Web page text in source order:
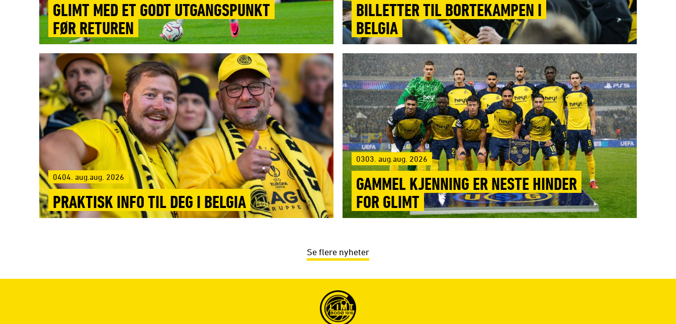
GLIMT MED ET GODT UTGANGSPUNKT
FØR RETUREN
BILLETTER TIL BORTEKAMPEN I
BELGIA
0404. aug.aug. 2026
PRAKTISK INFO TIL DEG I BELGIA
0303. aug.aug. 2026
GAMMEL KJENNING ER NESTE HINDER
FOR GLIMT
Se flere nyheter